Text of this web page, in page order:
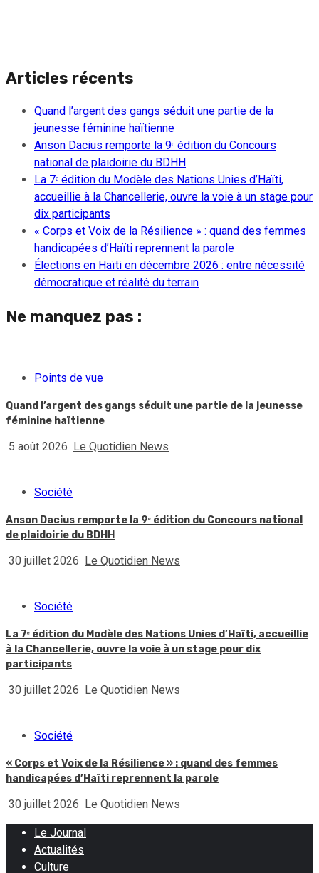
Articles récents
Quand l’argent des gangs séduit une partie de la
jeunesse féminine haïtienne
Anson Dacius remporte la 9ᵉ édition du Concours
national de plaidoirie du BDHH
La 7ᵉ édition du Modèle des Nations Unies d’Haïti,
accueillie à la Chancellerie, ouvre la voie à un stage pour
dix participants
« Corps et Voix de la Résilience » : quand des femmes
handicapées d’Haïti reprennent la parole
Élections en Haïti en décembre 2026 : entre nécessité
démocratique et réalité du terrain
Ne manquez pas :
Points de vue
Quand l’argent des gangs séduit une partie de la jeunesse
féminine haïtienne
5 août 2026 Le Quotidien News
Société
Anson Dacius remporte la 9ᵉ édition du Concours national
de plaidoirie du BDHH
30 juillet 2026 Le Quotidien News
Société
La 7ᵉ édition du Modèle des Nations Unies d’Haïti, accueillie
à la Chancellerie, ouvre la voie à un stage pour dix
participants
30 juillet 2026 Le Quotidien News
Société
« Corps et Voix de la Résilience » : quand des femmes
handicapées d’Haïti reprennent la parole
30 juillet 2026 Le Quotidien News
Le Journal
Actualités
Culture